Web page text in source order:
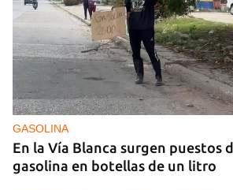
VENEZUELA
El chavismo y la oposición dan
en el diálogo con la transición en
GASOLINA
En la Vía Blanca surgen puestos
gasolina en botellas de un litro